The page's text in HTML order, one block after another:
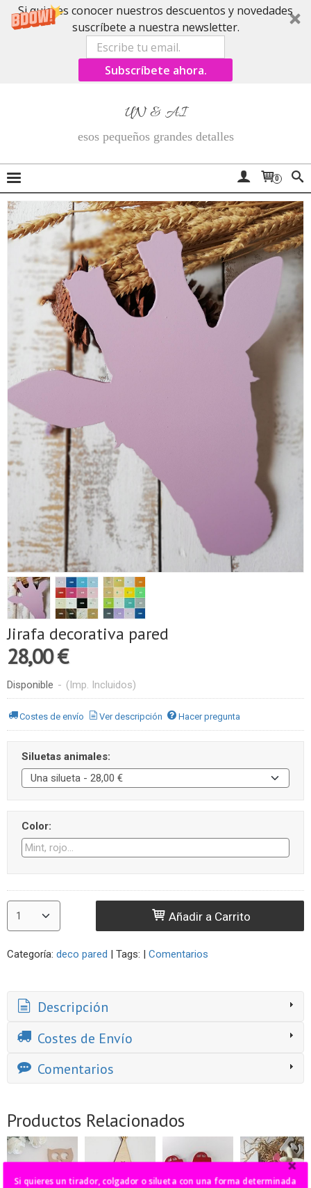
Si quieres conocer nuestros descuentos y novedades
suscríbete a nuestra newsletter.
Subscríbete ahora.
UN & AI
esos pequeños grandes detalles
0
Jirafa decorativa pared
28,00 €
Disponible - (Imp. Incluidos)
Costes de envío Ver descripción Hacer pregunta
Siluetas animales:
Color:
Añadir a Carrito
Categoría: deco pared | Tags: | Comentarios
Descripción
Costes de Envío
Comentarios
Productos Relacionados
Si quieres un tirador, colgador o silueta con una forma determinada